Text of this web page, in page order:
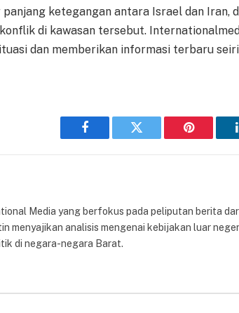
ketegangan antara Israel dan Iran,
di kawasan tersebut.
dan memberikan informasi terbaru
Facebook Twitter Pinterest
Media yang berfokus pada peliputan berita
menyajikan analisis mengenai kebijakan luar
di negara-negara Barat.